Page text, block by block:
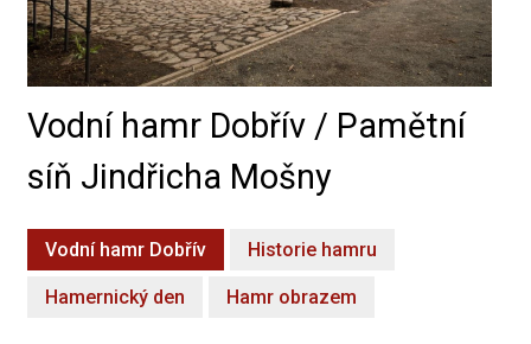
Vodní hamr Dobřív / Pamětní
síň Jindřicha Mošny
Vodní hamr Dobřív Historie hamru
Hamernický den Hamr obrazem